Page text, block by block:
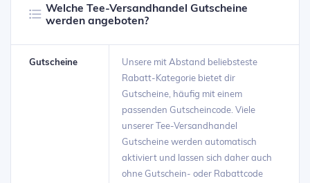
Welche Tee-Versandhandel Gutscheine
werden angeboten?
Gutscheine
Unsere mit Abstand beliebsteste
Rabatt-Kategorie bietet dir
Gutscheine, häufig mit einem
passenden Gutscheincode. Viele
unserer Tee-Versandhandel
Gutscheine werden automatisch
aktiviert und lassen sich daher auch
ohne Gutschein- oder Rabattcode